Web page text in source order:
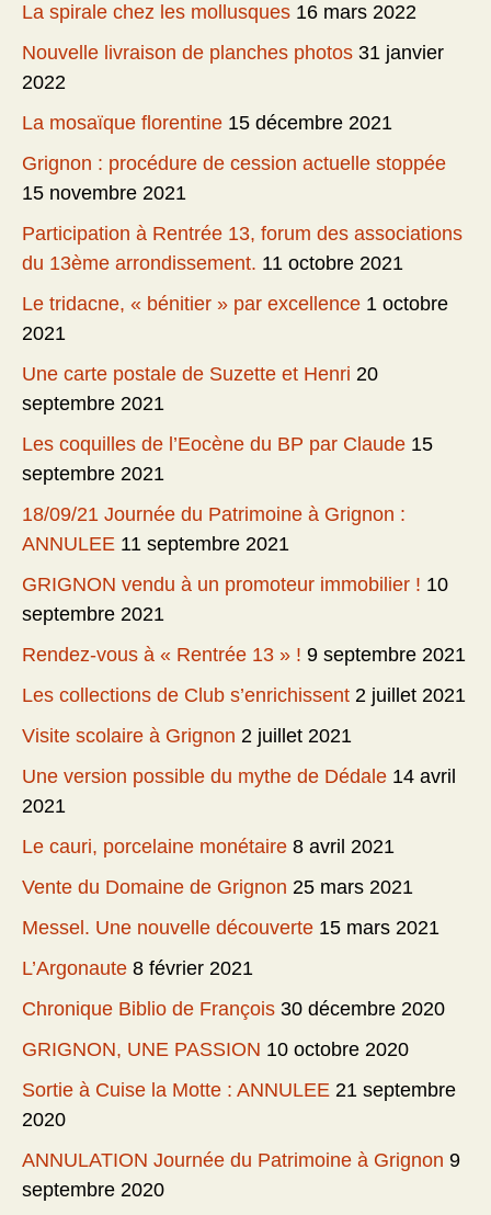
La spirale chez les mollusques 16 mars 2022
Nouvelle livraison de planches photos 31 janvier
2022
La mosaïque florentine 15 décembre 2021
Grignon : procédure de cession actuelle stoppée
15 novembre 2021
Participation à Rentrée 13, forum des associations
du 13ème arrondissement. 11 octobre 2021
Le tridacne, « bénitier » par excellence 1 octobre
2021
Une carte postale de Suzette et Henri 20
septembre 2021
Les coquilles de l’Eocène du BP par Claude 15
septembre 2021
18/09/21 Journée du Patrimoine à Grignon :
ANNULEE 11 septembre 2021
GRIGNON vendu à un promoteur immobilier ! 10
septembre 2021
Rendez-vous à « Rentrée 13 » ! 9 septembre 2021
Les collections de Club s’enrichissent 2 juillet 2021
Visite scolaire à Grignon 2 juillet 2021
Une version possible du mythe de Dédale 14 avril
2021
Le cauri, porcelaine monétaire 8 avril 2021
Vente du Domaine de Grignon 25 mars 2021
Messel. Une nouvelle découverte 15 mars 2021
L’Argonaute 8 février 2021
Chronique Biblio de François 30 décembre 2020
GRIGNON, UNE PASSION 10 octobre 2020
Sortie à Cuise la Motte : ANNULEE 21 septembre
2020
ANNULATION Journée du Patrimoine à Grignon 9
septembre 2020